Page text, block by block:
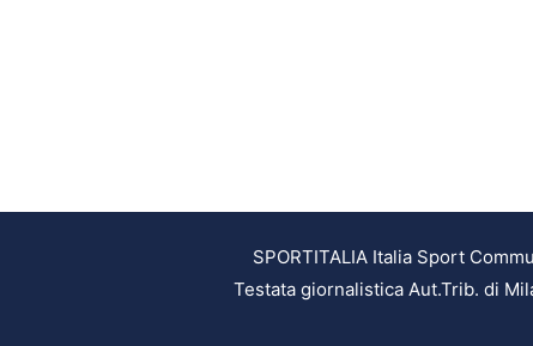
SPORTITALIA Italia Sport
Testata giornalistica Aut.Trib. di